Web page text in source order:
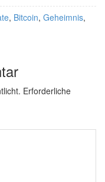
, Bitcoin, Geheimnis,
Erforderliche